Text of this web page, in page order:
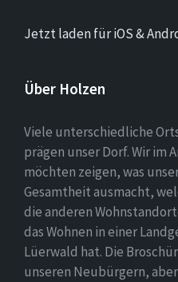
Jetzt laden für iOS &
Über Holzen
Viele unterschiedliche
prägen unser Dorf. Wir im
möchten zeigen, was
Gesamtheit ausmacht,
die anderen
das Wohnen in einer
Lüerwald hat. Die
unseren Neubürgern,